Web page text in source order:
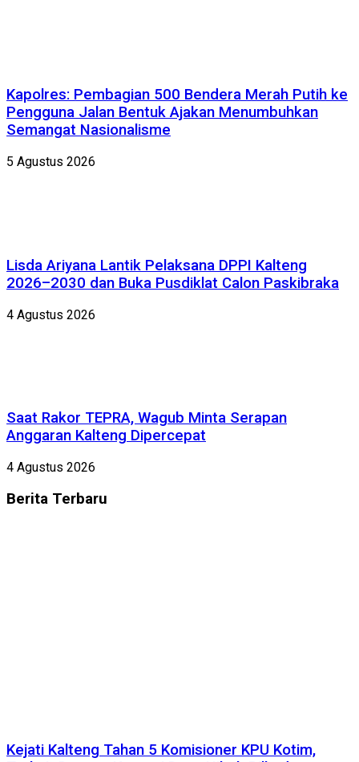
Kapolres: Pembagian 500 Bendera Merah Putih ke
Pengguna Jalan Bentuk Ajakan Menumbuhkan
Semangat Nasionalisme
5 Agustus 2026
Lisda Ariyana Lantik Pelaksana DPPI Kalteng
2026–2030 dan Buka Pusdiklat Calon Paskibraka
4 Agustus 2026
Saat Rakor TEPRA, Wagub Minta Serapan
Anggaran Kalteng Dipercepat
4 Agustus 2026
Berita Terbaru
Kejati Kalteng Tahan 5 Komisioner KPU Kotim,